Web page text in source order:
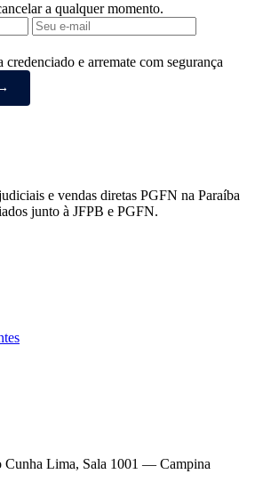
a qualquer momento.
e arremate com segurança
e vendas diretas PGFN na Paraíba
junto à JFPB e PGFN.
Cunha Lima, Sala 1001 — Campina